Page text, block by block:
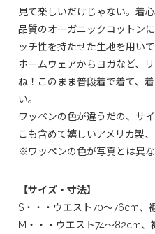
見て楽しいだけじゃない。着
品質のオーガニックコットン
ッチ性を持たせた生地を用いて
ホームウェアからヨガなど、
ね！このまま普段着で着て、
い。
ワッペンの色が違うだの、サ
こも含めて嬉しいアメリカ製
※ワッペンの色が写真とは異な
【サイズ・寸法】
S・・・ウエスト70〜76cm、
M・・・ウエスト74〜82cm